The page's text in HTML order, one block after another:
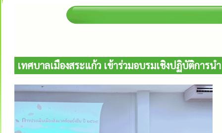
เทศบาลเมืองสระแก้ว เข้าร่วมอบรมเชิงปฏิบัติการ